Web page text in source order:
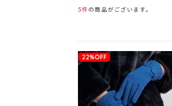
5件の商品がございます。
22%OFF